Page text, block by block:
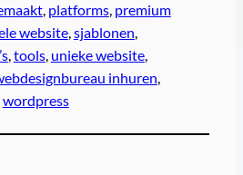
, platforms, premium
website, sjablonen,
, tools, unieke website,
inhuren,
wordpress